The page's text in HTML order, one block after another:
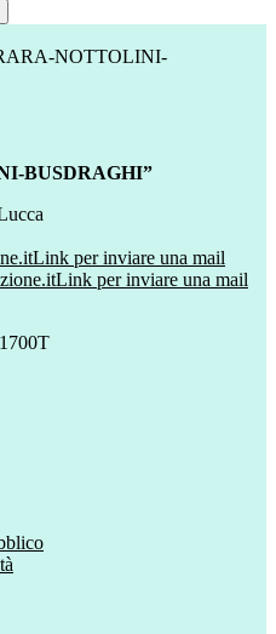
NOTTOLINI-
BUSDRAGHI”
Link per inviare una mail
Link per inviare una mail